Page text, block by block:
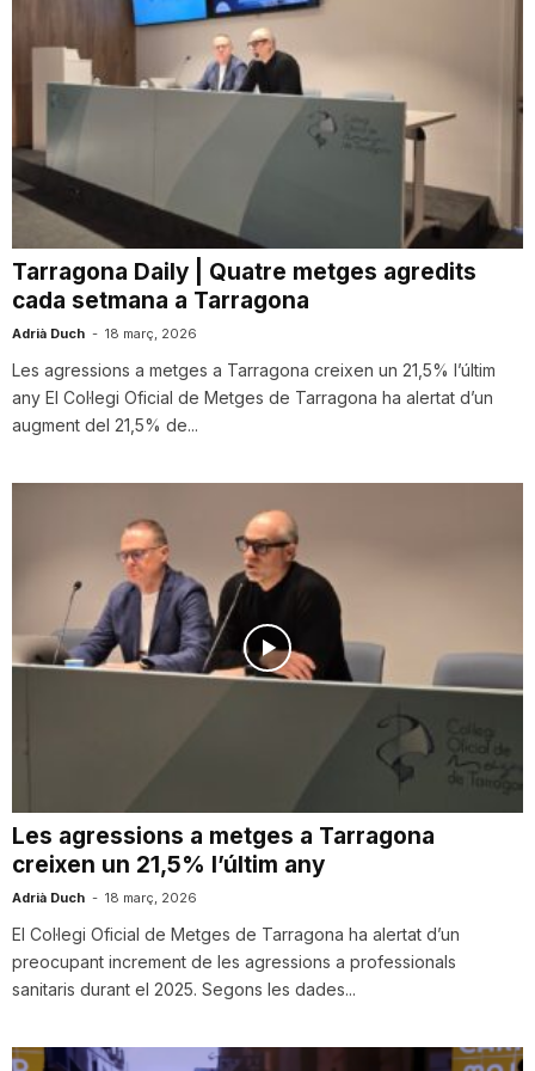
Tarragona Daily | Quatre metges agredits
cada setmana a Tarragona
Adrià Duch - 18 març, 2026
Les agressions a metges a Tarragona creixen un 21,5% l’últim
any El Col·legi Oficial de Metges de Tarragona ha alertat d’un
augment del 21,5% de...
Les agressions a metges a Tarragona
creixen un 21,5% l’últim any
Adrià Duch - 18 març, 2026
El Col·legi Oficial de Metges de Tarragona ha alertat d’un
preocupant increment de les agressions a professionals
sanitaris durant el 2025. Segons les dades...